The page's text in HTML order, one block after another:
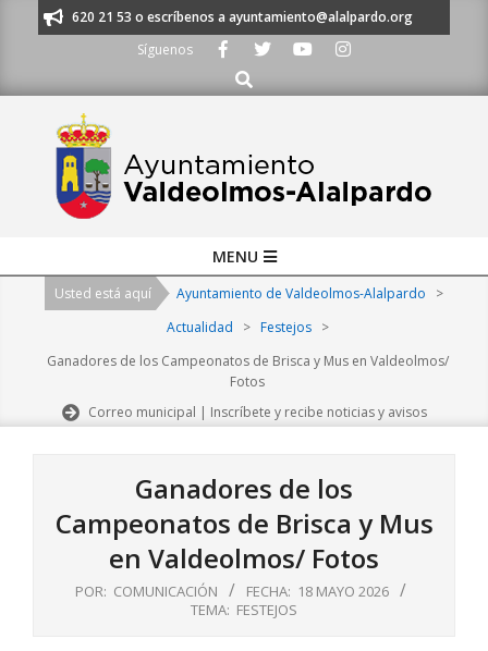
al 91 620 21 53 o escríbenos a ayuntamiento@alalpardo.org
Síguenos
Buscar
Navigation
MENU
Usted está aquí Ayuntamiento de Valdeolmos-Alalpardo
>
Actualidad
> Festejos
>
Ganadores de los Campeonatos de Brisca y Mus en Valdeolmos/
Fotos
Correo municipal | Inscríbete y recibe noticias y avisos
Ganadores de los
Campeonatos de Brisca y Mus
en Valdeolmos/ Fotos
POR: COMUNICACIÓN FECHA: 18 MAYO 2026
TEMA: FESTEJOS